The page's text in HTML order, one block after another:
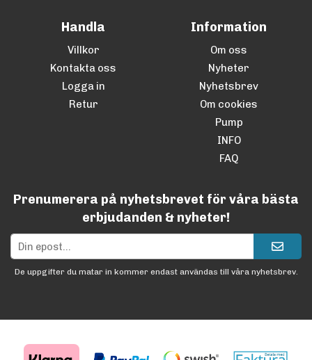
Handla
Villkor
Kontakta oss
Logga in
Retur
Information
Om oss
Nyheter
Nyhetsbrev
Om cookies
Pump
INFO
FAQ
Prenumerera på nyhetsbrevet för våra bästa
erbjudanden & nyheter!
De uppgifter du matar in kommer endast användas till våra nyhetsbrev.